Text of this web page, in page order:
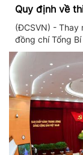
Quy định về
(ĐCSVN) - Thay
đồng chí Tổng